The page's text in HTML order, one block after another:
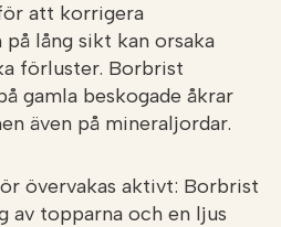
att korrigera
lång sikt kan orsaka
förluster. Borbrist
gamla beskogade åkrar
även på mineraljordar.
övervakas aktivt: Borbrist
av topparna och en ljus